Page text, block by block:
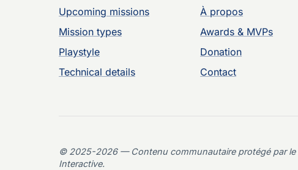
Upcoming missions
Mission types
Playstyle
Technical details
À propos
Awards & MVPs
Donation
Contact
© 2025-2026 — Contenu communautaire protégé par le
Interactive.